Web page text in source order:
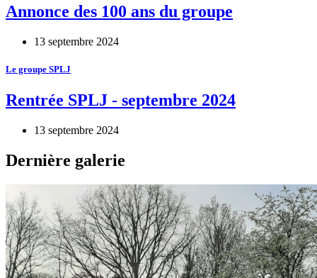
Annonce des 100 ans du groupe
13 septembre 2024
Le groupe SPLJ
Rentrée SPLJ - septembre 2024
13 septembre 2024
Dernière galerie